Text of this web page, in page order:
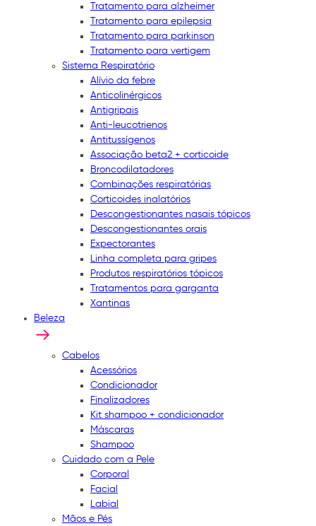
Tratamento para alzheimer
Tratamento para epilepsia
Tratamento para parkinson
Tratamento para vertigem
Sistema Respiratório
Alívio da febre
Anticolinérgicos
Antigripais
Anti-leucotrienos
Antitussígenos
Associação beta2 + corticoide
Broncodilatadores
Combinações respiratórias
Corticoides inalatórios
Descongestionantes nasais tópicos
Descongestionantes orais
Expectorantes
Linha completa para gripes
Produtos respiratórios tópicos
Tratamentos para garganta
Xantinas
Beleza
Cabelos
Acessórios
Condicionador
Finalizadores
Kit shampoo + condicionador
Máscaras
Shampoo
Cuidado com a Pele
Corporal
Facial
Labial
Mãos e Pés